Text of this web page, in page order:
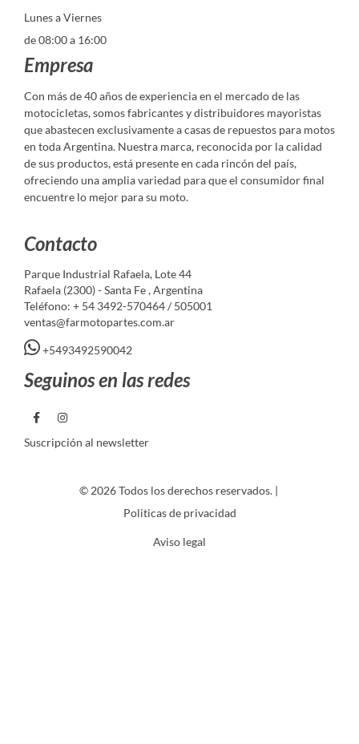
Lunes a Viernes
de 08:00 a 16:00
Empresa
Con más de 40 años de experiencia en el mercado de las
motocicletas, somos fabricantes y distribuidores mayoristas
que abastecen exclusivamente a casas de repuestos para motos
en toda Argentina. Nuestra marca, reconocida por la calidad
de sus productos, está presente en cada rincón del país,
ofreciendo una amplia variedad para que el consumidor final
encuentre lo mejor para su moto.
Contacto
Parque Industrial Rafaela, Lote 44
Rafaela (2300) - Santa Fe , Argentina
Teléfono: + 54 3492-570464 / 505001
ventas@farmotopartes.com.ar
+5493492590042
Seguinos en las redes
Suscripción al newsletter
© 2026 Todos los derechos reservados. |
Politicas de privacidad
Aviso legal